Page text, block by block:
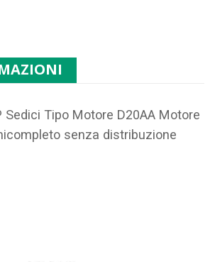
Sedici Tipo Motore D20AA Motore
senza distribuzione